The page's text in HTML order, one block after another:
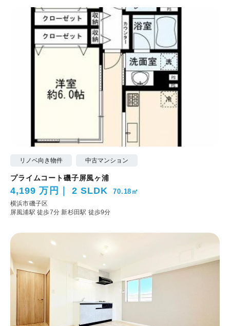
リノベ向き物件 中古マンション
プライムコート磯子屏風ヶ浦
4,199 万円 2 SLDK 70.18㎡
横浜市磯子区
屏風浦駅 徒歩7分 新杉田駅 徒歩9分